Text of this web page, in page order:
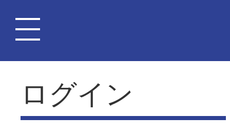
ログイン